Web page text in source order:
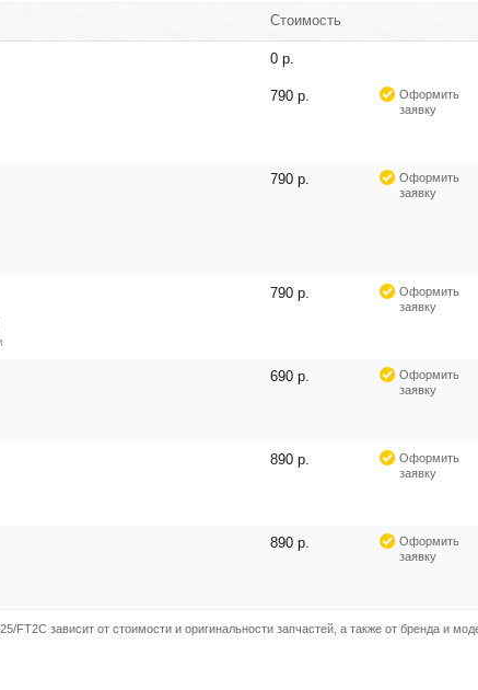
Стоимость
0 р.
790 р.
Оформить
заявку
790 р.
Оформить
заявку
790 р.
Оформить
заявку
690 р.
Оформить
заявку
890 р.
Оформить
заявку
890 р.
Оформить
заявку
FT2C зависит от стоимости и оригинальности запчастей, а также от бренда и